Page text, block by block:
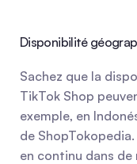
Disponibilité
Sachez que la
TikTok Shop
exemple, en
de
en continu dans de